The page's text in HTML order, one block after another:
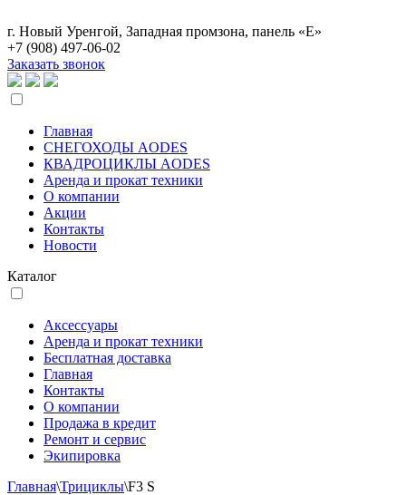
г. Новый Уренгой, Западная промзона, панель «Е»
+7 (908) 497-06-02
Заказать звонок
Главная
СНЕГОХОДЫ AODES
КВАДРОЦИКЛЫ AODES
Аренда и прокат техники
О компании
Акции
Контакты
Новости
Каталог
Аксессуары
Аренда и прокат техники
Бесплатная доставка
Главная
Контакты
О компании
Продажа в кредит
Ремонт и сервис
Экипировка
Главная\Трициклы\F3 S